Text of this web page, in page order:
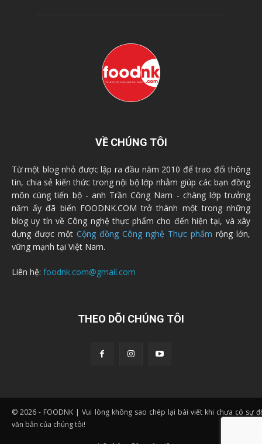
VỀ CHÚNG TÔI
Từ một blog nhỏ được lập ra đầu năm 2010 để trao đổi thông
tin, chia sẻ kiến thức trong nội bộ lớp nhằm giúp các bạn đồng
môn cùng tiến bộ - anh Trần Công Nam - chàng lớp trưởng
năm ấy đã biến FOODNK.COM trở thành một trong những
blog uy tín về Công nghệ thực phẩm cho đến hiện tại, và xây
dựng được một Cộng đồng Công nghệ Thực phẩm rộng lớn,
vững mạnh tại Việt Nam.
Liên hệ: foodnk.com@gmail.com
THEO DÕI CHÚNG TÔI
© 2026 - FOODNK | Vui lòng không sao chép lại bài viết khi chưa có sự
văn bản của chúng tôi!